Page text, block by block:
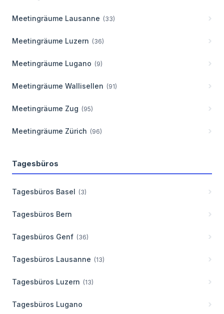
Meetingräume Lausanne (33)
Meetingräume Luzern (36)
Meetingräume Lugano (9)
Meetingräume Wallisellen (91)
Meetingräume Zug (95)
Meetingräume Zürich (96)
Tagesbüros
Tagesbüros Basel (3)
Tagesbüros Bern
Tagesbüros Genf (36)
Tagesbüros Lausanne (13)
Tagesbüros Luzern (13)
Tagesbüros Lugano